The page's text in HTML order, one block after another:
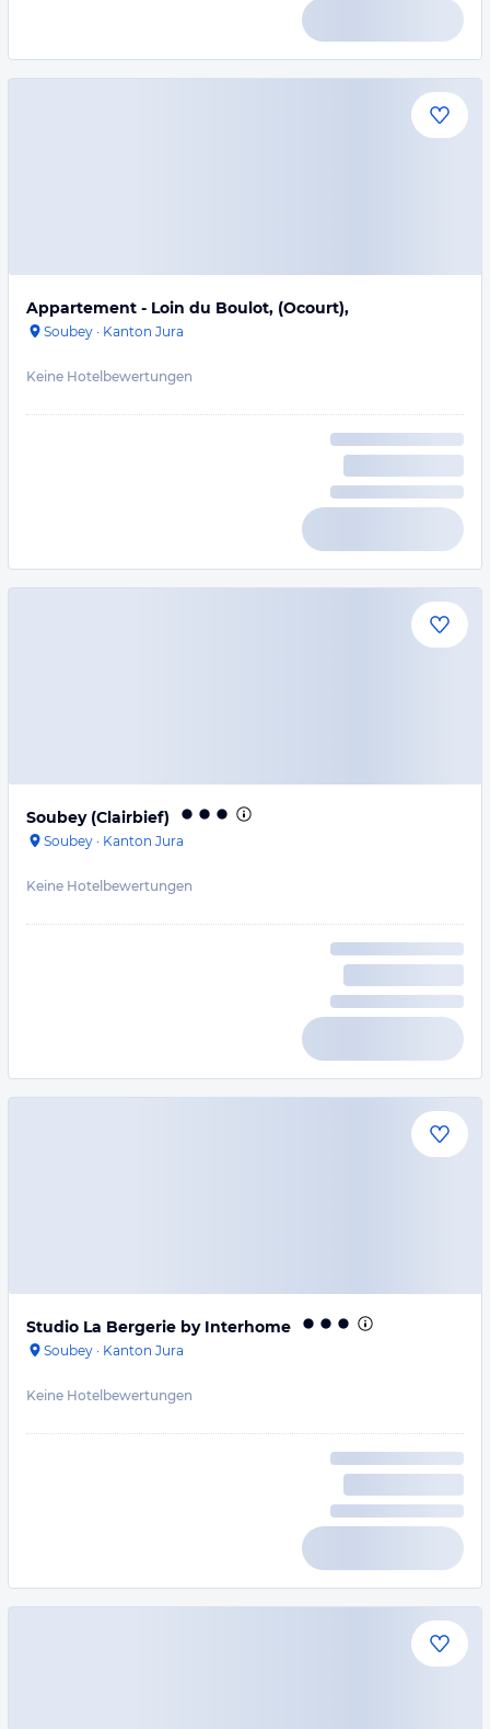
Appartement - Loin du Boulot, (Ocourt),
Soubey · Kanton Jura
Keine Hotelbewertungen
Soubey (Clairbief)
Soubey · Kanton Jura
Keine Hotelbewertungen
Studio La Bergerie by Interhome
Soubey · Kanton Jura
Keine Hotelbewertungen